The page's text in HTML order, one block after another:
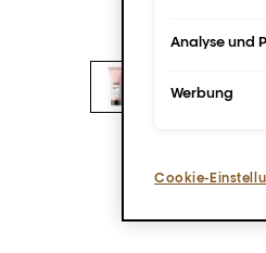
Analyse und
Werbung
Cookie-